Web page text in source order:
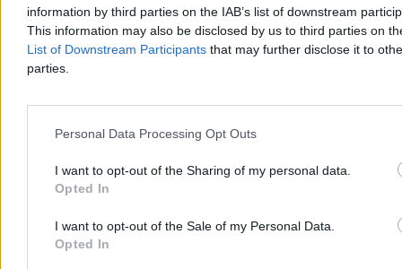
information by third parties on the IAB’s list of downstream
This information may also be disclosed by us to third parties on
List of Downstream Participants that may further disclose it to
parties.
Personal Data Processing Opt Outs
I want to opt-out of the Sharing of my personal data.
Opted In
I want to opt-out of the Sale of my Personal Data.
Opted In
Piotr Białczyk
3 min
Reklama